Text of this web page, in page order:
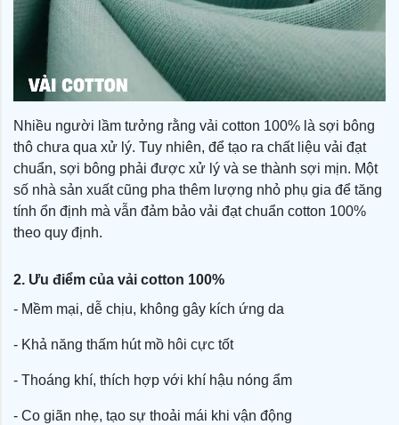
Nhiều người lầm tưởng rằng vải cotton 100% là sợi bông
thô chưa qua xử lý. Tuy nhiên, để tạo ra chất liệu vải đạt
chuẩn, sợi bông phải được xử lý và se thành sợi mịn. Một
số nhà sản xuất cũng pha thêm lượng nhỏ phụ gia để tăng
tính ổn định mà vẫn đảm bảo vải đạt chuẩn cotton 100%
theo quy định.
2. Ưu điểm của vải cotton 100%
- Mềm mại, dễ chịu, không gây kích ứng da
- Khả năng thấm hút mồ hôi cực tốt
- Thoáng khí, thích hợp với khí hậu nóng ẩm
- Co giãn nhẹ, tạo sự thoải mái khi vận động